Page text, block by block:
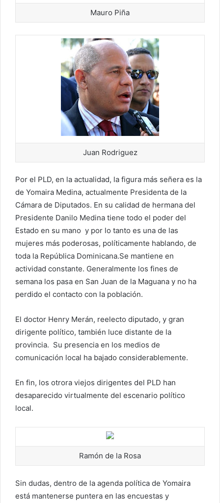
Mauro Piña
Juan Rodriguez
Por el PLD, en la actualidad, la figura más señera es la
de Yomaira Medina, actualmente Presidenta de la
Cámara de Diputados. En su calidad de hermana del
Presidente Danilo Medina tiene todo el poder del
Estado en su mano y por lo tanto es una de las
mujeres más poderosas, políticamente hablando, de
toda la República Dominicana.Se mantiene en
actividad constante. Generalmente los fines de
semana los pasa en San Juan de la Maguana y no ha
perdido el contacto con la población.
El doctor Henry Merán, reelecto diputado, y gran
dirigente político, también luce distante de la
provincia. Su presencia en los medios de
comunicación local ha bajado considerablemente.
En fin, los otrora viejos dirigentes del PLD han
desaparecido virtualmente del escenario político
local.
Ramón de la Rosa
Sin dudas, dentro de la agenda política de Yomaira
está mantenerse puntera en las encuestas y